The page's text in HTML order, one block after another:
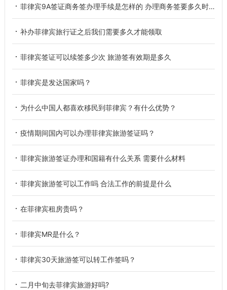
菲律宾9A签证商务签办理手续是怎样的 办理商务签要多久时间
补办菲律宾旅行证之后我们需要多久才能领取
菲律宾签证可以续签多少次 旅游签有效期是多久
菲律宾是发达国家吗？
为什么中国人都喜欢移民到菲律宾？有什么优势？
疫情期间国内可以办理菲律宾旅游签证吗？
菲律宾旅游签证办理和国籍有什么关系 需要什么材料
菲律宾旅游签可以工作吗 合法工作的前提是什么
在菲律宾租房贵吗？
菲律宾MR是什么？
菲律宾30天旅游签可以转工作签吗？
二月中旬去菲律宾旅游好吗?